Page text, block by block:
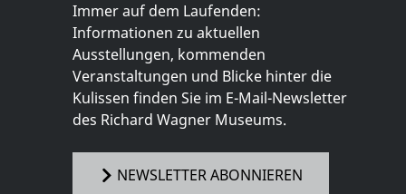
Immer auf dem Laufenden:
Informationen zu aktuellen
Ausstellungen, kommenden
Veranstaltungen und Blicke hinter die
Kulissen finden Sie im E-Mail-Newsletter
des Richard Wagner Museums.
NEWSLETTER ABONNIEREN